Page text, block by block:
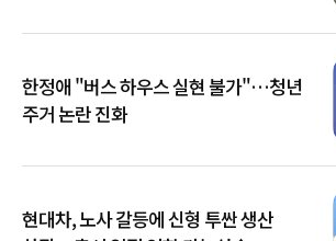
한정애 "버스 하우스 실현 불가"…청년
주거 논란 진화
현대차, 노사 갈등에 신형 투싼 생산